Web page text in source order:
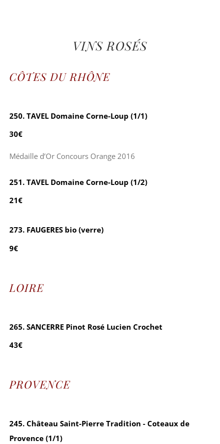
VINS ROSÉS
CÔTES DU RHÔNE
250. TAVEL Domaine Corne-Loup (1/1)
30€
Médaille d’Or Concours Orange 2016
251. TAVEL Domaine Corne-Loup (1/2)
21€
273. FAUGERES bio (verre)
9€
LOIRE
265. SANCERRE Pinot Rosé Lucien Crochet
43€
PROVENCE
245. Château Saint-Pierre Tradition - Coteaux de
Provence (1/1)